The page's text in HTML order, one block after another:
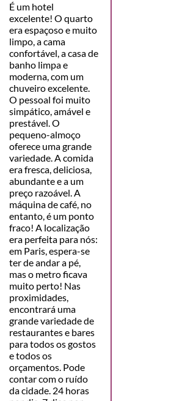
É um hotel
excelente! O quarto
era espaçoso e muito
limpo, a cama
confortável, a casa de
banho limpa e
moderna, com um
chuveiro excelente.
O pessoal foi muito
simpático, amável e
prestável. O
pequeno-almoço
oferece uma grande
variedade. A comida
era fresca, deliciosa,
abundante e a um
preço razoável. A
máquina de café, no
entanto, é um ponto
fraco! A localização
era perfeita para nós:
em Paris, espera-se
ter de andar a pé,
mas o metro ficava
muito perto! Nas
proximidades,
encontrará uma
grande variedade de
restaurantes e bares
para todos os gostos
e todos os
orçamentos. Pode
contar com o ruído
da cidade. 24 horas